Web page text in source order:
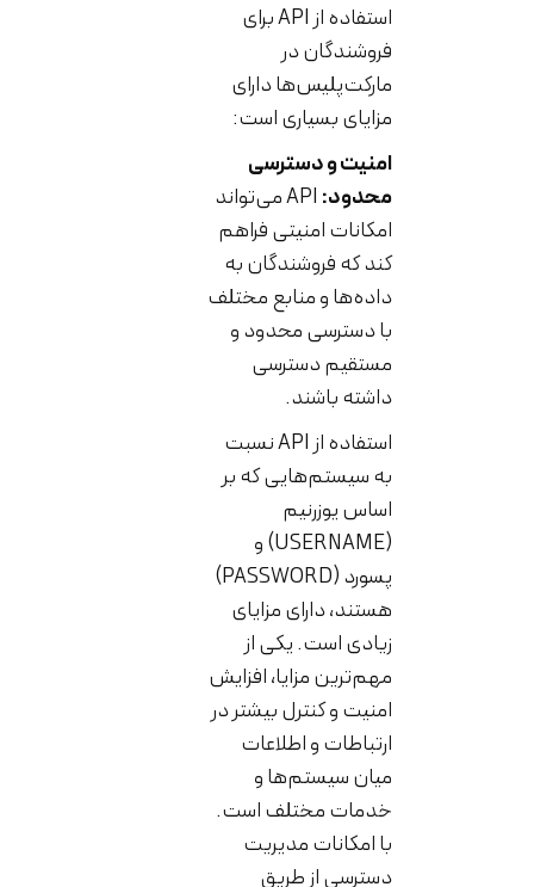
استفاده از API برای
فروشندگان در
مارکت‌پلیس‌ها دارای
مزایای بسیاری است:
امنیت و دسترسی
محدود:
API می‌تواند
امکانات امنیتی فراهم
کند که فروشندگان به
داده‌ها و منابع مختلف
با دسترسی محدود و
مستقیم دسترسی
داشته باشند.
استفاده از API نسبت
به سیستم‌هایی که بر
اساس یوزرنیم
(USERNAME) و
پسورد (PASSWORD)
هستند، دارای مزایای
زیادی است. یکی از
مهم‌ترین مزایا، افزایش
امنیت و کنترل بیشتر در
ارتباطات و اطلاعات
میان سیستم‌ها و
خدمات مختلف است.
با امکانات مدیریت
دسترسی از طریق